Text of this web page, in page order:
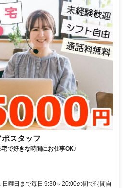
スタッフ
で好きな時間にお仕事OK♪
日曜日まで毎日 9:30～20:00の間で時間自